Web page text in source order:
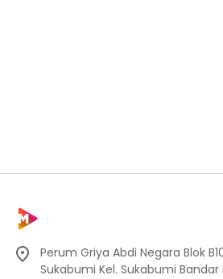
Perum Griya Abdi Negara Blok
Sukabumi Kel. Sukabumi Bandar